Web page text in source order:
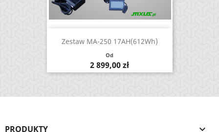
Zestaw MA-250 17AH(612Wh)
Od
Cena
2 899,00 zł
PRODUKTY 